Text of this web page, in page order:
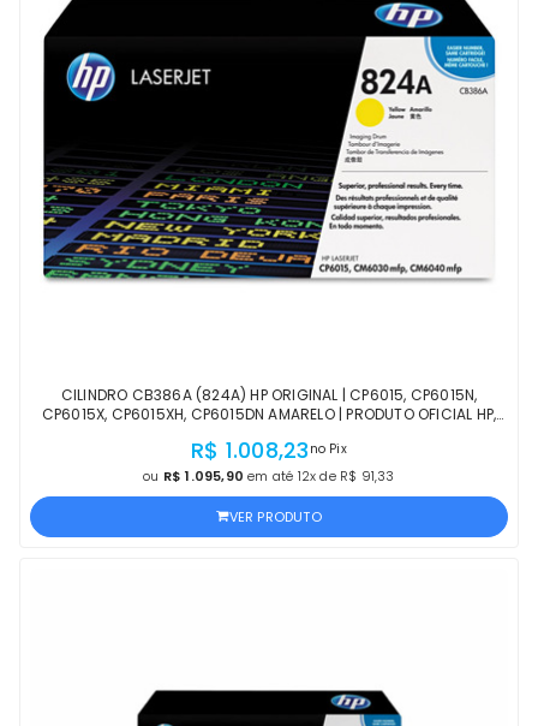
CILINDRO CB386A (824A) HP ORIGINAL | CP6015, CP6015N,
CP6015X, CP6015XH, CP6015DN AMARELO | PRODUTO OFICIAL HP,
R$ 1.008,23 no Pix
ou R$ 1.095,90 em até 12x de R$ 91,33
VER PRODUTO